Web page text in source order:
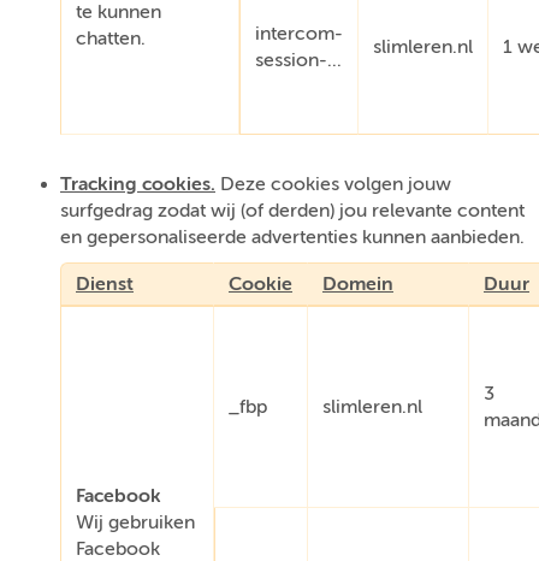
te kunnen
chatten.
intercom-
session-...
slimleren.nl 1
Tracking cookies. Deze cookies volgen jouw
surfgedrag zodat wij (of derden) jou relevante content
en gepersonaliseerde advertenties kunnen aanbieden.
Dienst Cookie Domein Duur
Facebook
Wij gebruiken
Facebook
_fbp slimleren.nl
3